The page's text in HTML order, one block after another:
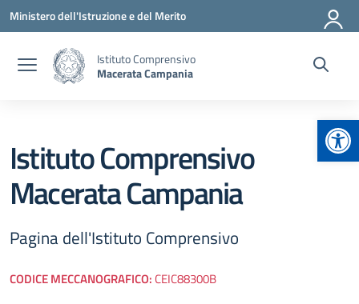
Vai ai contenuti
Vai al menu di navigazione
Vai al footer
Ministero dell'Istruzione e del Merito
Istituto Comprensivo
Macerata Campania
Istituto Comprensivo
Macerata Campania
Pagina dell'Istituto Comprensivo
CODICE MECCANOGRAFICO: CEIC88300B